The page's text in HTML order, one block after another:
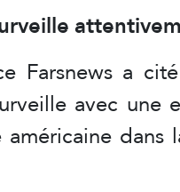
Farsnews a
avec
américaine